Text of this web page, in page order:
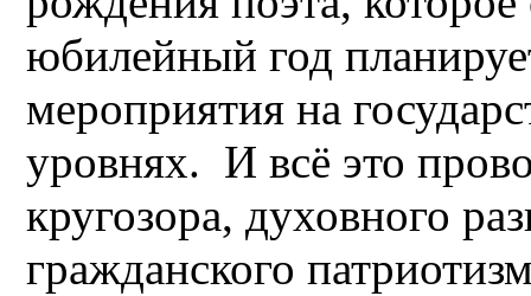
юбилейный год
мероприятия на
уровнях. И всё это
кругозора, духовного
гражданского